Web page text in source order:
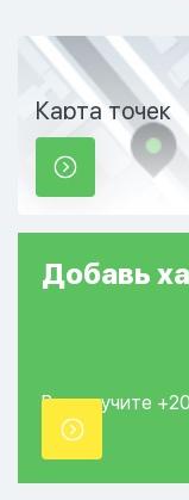
Карта точек
Добавь
Вы получите +20
точки.